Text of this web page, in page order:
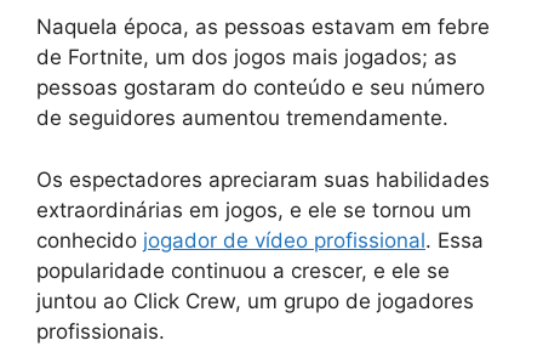
Naquela época, as pessoas estavam em febre
de Fortnite, um dos jogos mais jogados; as
pessoas gostaram do conteúdo e seu número
de seguidores aumentou tremendamente.
Os espectadores apreciaram suas habilidades
extraordinárias em jogos, e ele se tornou um
conhecido jogador de vídeo profissional. Essa
popularidade continuou a crescer, e ele se
juntou ao Click Crew, um grupo de jogadores
profissionais.